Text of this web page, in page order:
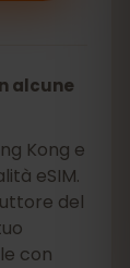
alcune
Kong e
eSIM.
del
con